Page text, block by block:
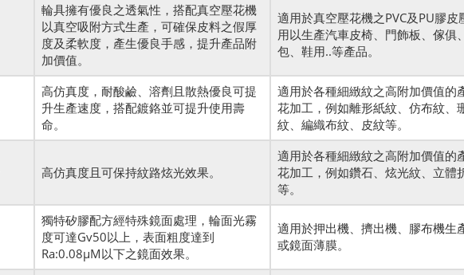
輪具擁有優良之透氣性，搭配真空壓花機
以真空吸附方式生產，可確保皮料之假厚
度及柔軟度，產生優良手感，提升產品附
加價值。
適用於真空壓花機之PVC及PU膠皮
用以生產汽車皮椅、門飾板、傢俱
包、鞋用..等產品。
高仿真度，耐酸鹼、溶劑且散熱優良可提
升生產速度，搭配鍍鉻並可提升使用壽
命。
適用於各種細緻紋之高附加價值的
花加工，例如離形紙紋、仿布紋、
紋、編織布紋、皮紋等。
高仿真度且可保持紋路炫光效果。
適用於各種細緻紋之高附加價值的
花加工，例如鑽石、炫光紋、立體
等。
獨特矽膠配方經特殊鏡面處理，輪面光霧
度可達Gv50以上，表面粗度達到
Ra:0.08μM以下之鏡面效果。
適用於押出機、擠出機、膠布機生
或鏡面薄膜。